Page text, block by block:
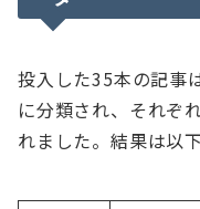
投入した35本の記事
に分類され、それぞ
れました。結果は以